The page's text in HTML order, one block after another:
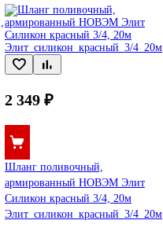
2 349 ₽
Шланг поливочный,
армированный НОВЭМ Элит
Силикон красный 3/4, 20м
Элит_силикон_красный_3/4_20м